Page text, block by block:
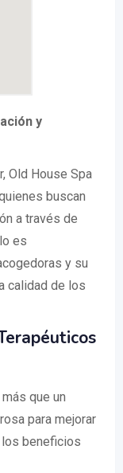
y
Old House Spa
buscan
a través de
es
y su
calidad de los
que un
para mejorar
los beneficios